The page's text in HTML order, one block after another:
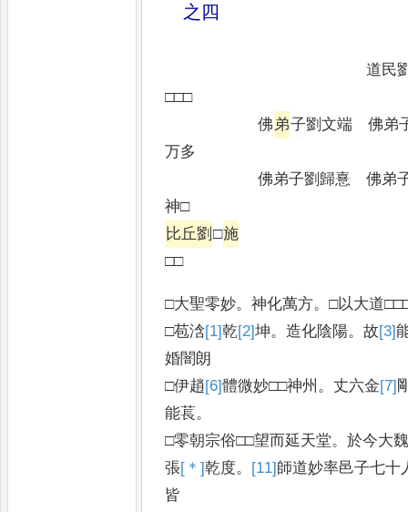
之四
道民劉道生
□□□
佛弟子劉文端 佛弟
万多
佛弟子劉歸憙 佛弟子
神□
比丘劉 □施
□□
□大聖零妙。神化萬方。□以大道
□苞浛[1]乾[2]坤。造化陰陽。故[3]
婚闇朗
□伊趙[6]體微妙□□神州 。丈六金[7]
能萇。
□零朝宗俗□□望而延天堂。於今大
張[＊]乾度。 [11]師道妙率邑子七十
皆